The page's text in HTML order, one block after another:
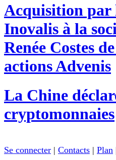
Acquisition par
Inovalis à la
Renée Costes
actions Advenis
La Chine
cryptomonnaies
Se connecter | Contacts | Plan